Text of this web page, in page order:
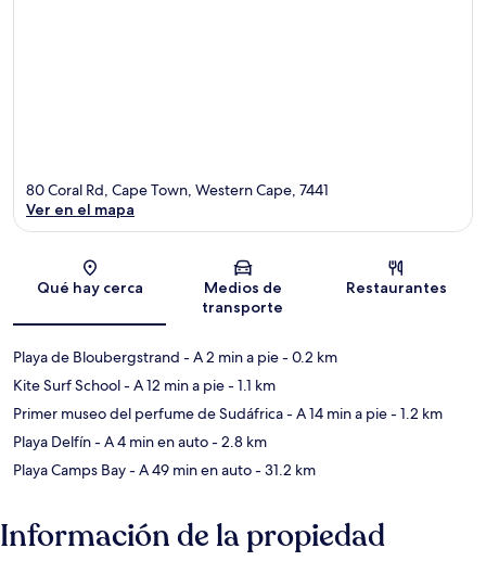
Sección del mapa
80 Coral Rd, Cape Town, Western Cape, 7441
Ver en el mapa
Qué hay cerca
Medios de
transporte
Restaurantes
Playa de Bloubergstrand - A 2 min a pie- 0.2 km
Kite Surf School- A 12 min a pie- 1.1 km
Primer museo del perfume de Sudáfrica- A 14 min a pie- 1.2 km
Playa Delfín- A 4 min en auto- 2.8 km
Playa Camps Bay- A 49 min en auto- 31.2 km
Información de la propiedad